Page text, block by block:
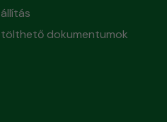
dokumentumok